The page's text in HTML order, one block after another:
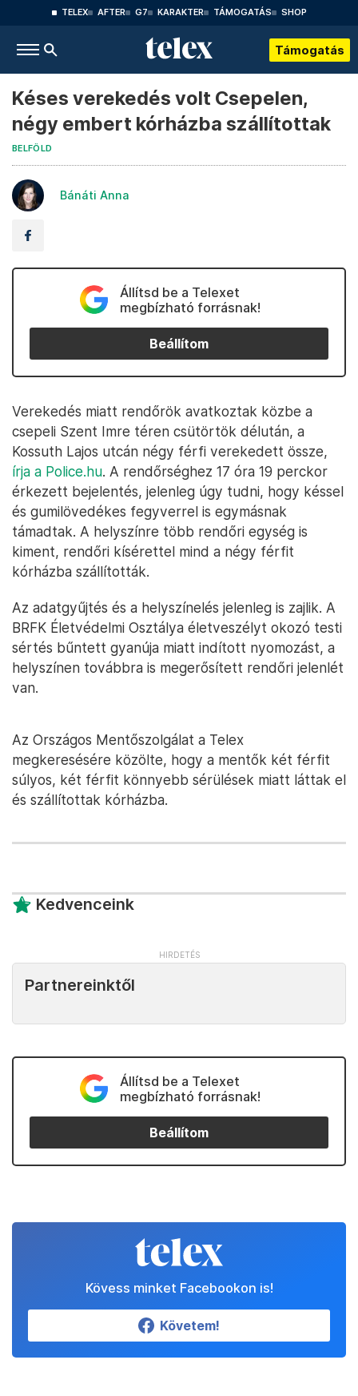
TELEX AFTER G7 KARAKTER TÁMOGATÁS SHOP
Támogatás
Késes verekedés volt Csepelen,
négy embert kórházba szállítottak
BELFÖLD
Bánáti Anna
Állítsd be a Telexet
megbízható forrásnak!
Beállítom
Verekedés miatt rendőrök avatkoztak közbe a
csepeli Szent Imre téren csütörtök délután, a
Kossuth Lajos utcán négy férfi verekedett össze,
írja a Police.hu. A rendőrséghez 17 óra 19 perckor
érkezett bejelentés, jelenleg úgy tudni, hogy késsel
és gumilövedékes fegyverrel is egymásnak
támadtak. A helyszínre több rendőri egység is
kiment, rendőri kísérettel mind a négy férfit
kórházba szállították.
Az adatgyűjtés és a helyszínelés jelenleg is zajlik. A
BRFK Életvédelmi Osztálya életveszélyt okozó testi
sértés bűntett gyanúja miatt indított nyomozást, a
helyszínen továbbra is megerősített rendőri jelenlét
van.
Az Országos Mentőszolgálat a Telex
megkeresésére közölte, hogy a mentők két férfit
súlyos, két férfit könnyebb sérülések miatt láttak el
és szállítottak kórházba.
Kedvenceink
Partnereinktől
Állítsd be a Telexet
megbízható forrásnak!
Beállítom
Kövess minket Facebookon is!
Követem!